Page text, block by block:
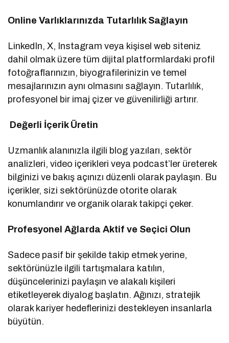
Online Varlıklarınızda Tutarlılık Sağlayın
LinkedIn, X, Instagram veya kişisel web siteniz
dahil olmak üzere tüm dijital platformlardaki profil
fotoğraflarınızın, biyografilerinizin ve temel
mesajlarınızın aynı olmasını sağlayın. Tutarlılık,
profesyonel bir imaj çizer ve güvenilirliği artırır.
Değerli İçerik Üretin
Uzmanlık alanınızla ilgili blog yazıları, sektör
analizleri, video içerikleri veya podcast’ler üreterek
bilginizi ve bakış açınızı düzenli olarak paylaşın. Bu
içerikler, sizi sektörünüzde otorite olarak
konumlandırır ve organik olarak takipçi çeker.
Profesyonel Ağlarda Aktif ve Seçici Olun
Sadece pasif bir şekilde takip etmek yerine,
sektörünüzle ilgili tartışmalara katılın,
düşüncelerinizi paylaşın ve alakalı kişileri
etiketleyerek diyalog başlatın. Ağınızı, stratejik
olarak kariyer hedeflerinizi destekleyen insanlarla
büyütün.